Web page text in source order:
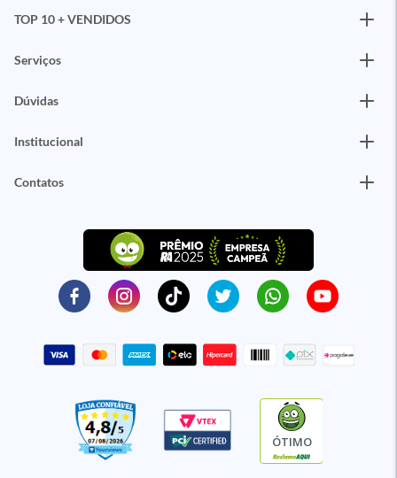
TOP 10 + VENDIDOS
Serviços
Dúvidas
Institucional
Contatos
ÓTIMO